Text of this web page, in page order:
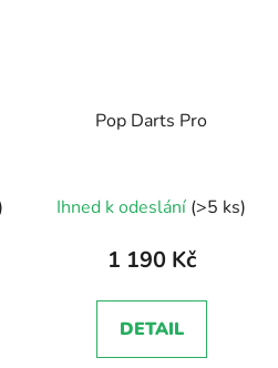
Pop Darts Pro
hodnocení
produktu
5,0
z
Ihned k odeslání (>5 ks)
1 190 Kč
DETAIL